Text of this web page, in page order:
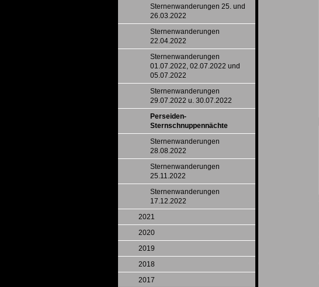
Sternenwanderungen 25. und
26.03.2022
Sternenwanderungen
22.04.2022
Sternenwanderungen
01.07.2022, 02.07.2022 und
05.07.2022
Sternenwanderungen
29.07.2022 u. 30.07.2022
Perseiden-
Sternschnuppennächte
Sternenwanderungen
28.08.2022
Sternenwanderungen
25.11.2022
Sternenwanderungen
17.12.2022
2021
2020
2019
2018
2017